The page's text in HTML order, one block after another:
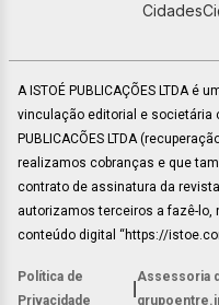
Cidades
A ISTOÉ PUBLICAÇÕES LTDA é
vinculação editorial e societária
PUBLICACÕES LTDA
realizamos cobranças e que
contrato de assinatura da
autorizamos terceiros a fazê-lo,
conteúdo digital “https://
Política de
Privacidade
Assessoria